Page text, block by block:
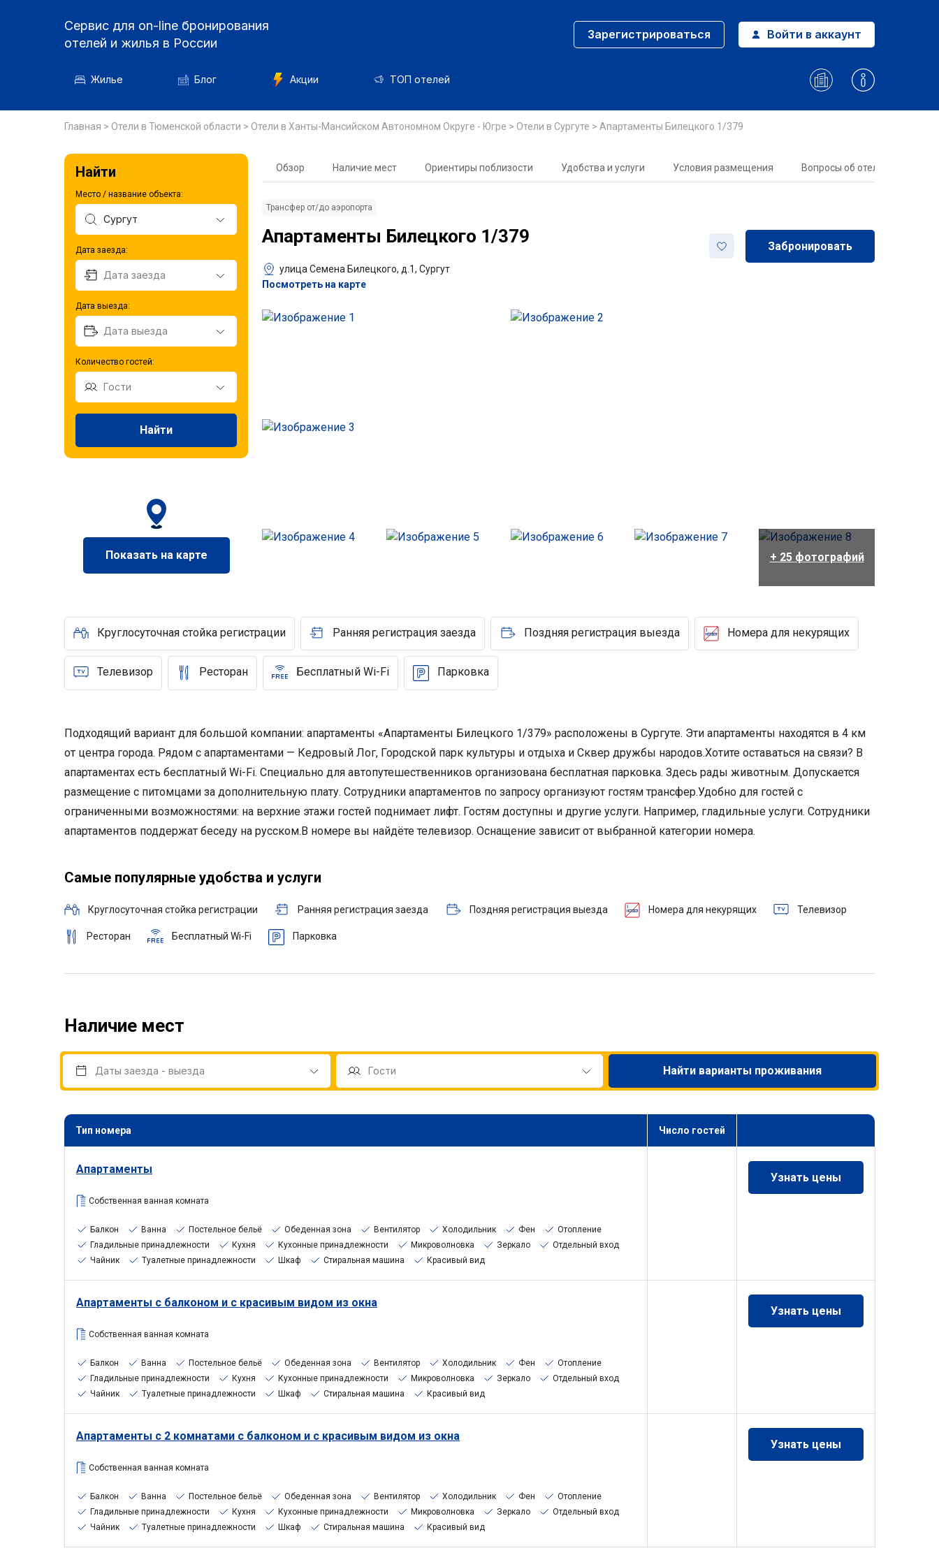
Сервис для on-line бронирования
отелей и жилья в России
Зарегистрироваться Войти в аккаунт
Жилье Блог Акции ТОП отелей
Главная > Отели в Тюменской области > Отели в Ханты-Мансийском Автономном Округе - Югре > Отели в Сургуте > Апартаменты Билецкого 1/379
Найти
Место / название объекта:
Дата заезда:
Дата выезда:
Количество гостей:
Найти
Показать на карте
Обзор Наличие мест Ориентиры поблизости Удобства и услуги Условия размещения Вопросы об отеле
Трансфер от/до аэропорта
Апартаменты Билецкого 1/379
улица Семена Билецкого, д.1, Сургут
Посмотреть на карте
Забронировать
+ 25 фотографий
Круглосуточная стойка регистрации Ранняя регистрация заезда Поздняя регистрация выезда Номера для некурящих
Телевизор Ресторан Бесплатный Wi-Fi Парковка
Подходящий вариант для большой компании: апартаменты «Апартаменты Билецкого 1/379» расположены в Сургуте. Эти апартаменты находятся в 4 км
от центра города. Рядом с апартаментами — Кедровый Лог, Городской парк культуры и отдыха и Сквер дружбы народов.Хотите оставаться на связи? В
апартаментах есть бесплатный Wi-Fi. Специально для автопутешественников организована бесплатная парковка. Здесь рады животным. Допускается
размещение с питомцами за дополнительную плату. Сотрудники апартаментов по запросу организуют гостям трансфер.Удобно для гостей с
ограниченными возможностями: на верхние этажи гостей поднимает лифт. Гостям доступны и другие услуги. Например, гладильные услуги. Сотрудники
апартаментов поддержат беседу на русском.В номере вы найдёте телевизор. Оснащение зависит от выбранной категории номера.
Самые популярные удобства и услуги
Круглосуточная стойка регистрации Ранняя регистрация заезда Поздняя регистрация выезда Номера для некурящих Телевизор
Ресторан Бесплатный Wi-Fi Парковка
Наличие мест
Найти варианты проживания
Тип номера Число гостей
Апартаменты
Собственная ванная комната
Балкон Ванна Постельное бельё Обеденная зона Вентилятор Холодильник Фен
Отопление
Гладильные принадлежности
Кухня Кухонные принадлежности Микроволновка Зеркало
Отдельный вход
Чайник
Туалетные принадлежности Шкаф Стиральная машина Красивый вид
Узнать цены
Апартаменты с балконом и с красивым видом из окна
Собственная ванная комната
Балкон Ванна Постельное бельё Обеденная зона Вентилятор Холодильник Фен
Отопление
Гладильные принадлежности
Кухня Кухонные принадлежности Микроволновка Зеркало
Отдельный вход
Чайник
Туалетные принадлежности Шкаф Стиральная машина Красивый вид
Узнать цены
Апартаменты с 2 комнатами с балконом и с красивым видом из окна
Собственная ванная комната
Балкон Ванна Постельное бельё Обеденная зона Вентилятор Холодильник Фен
Отопление
Гладильные принадлежности
Кухня Кухонные принадлежности Микроволновка Зеркало
Отдельный вход
Чайник
Туалетные принадлежности Шкаф Стиральная машина Красивый вид
Узнать цены